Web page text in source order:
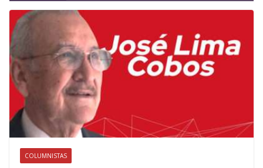
COLUMNISTAS